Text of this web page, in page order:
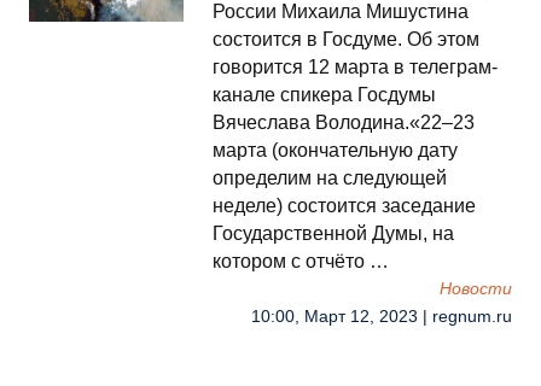
России Михаила Мишустина
состоится в Госдуме. Об этом
говорится 12 марта в телеграм-
канале спикера Госдумы
Вячеслава Володина.«22–23
марта (окончательную дату
определим на следующей
неделе) состоится заседание
Государственной Думы, на
котором с отчёто …
Новости
10:00, Март 12, 2023 | regnum.ru